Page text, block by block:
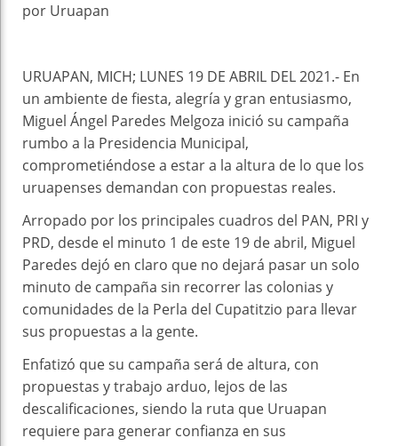
por Uruapan
URUAPAN, MICH; LUNES 19 DE ABRIL DEL 2021.- En
un ambiente de fiesta, alegría y gran entusiasmo,
Miguel Ángel Paredes Melgoza inició su campaña
rumbo a la Presidencia Municipal,
comprometiéndose a estar a la altura de lo que los
uruapenses demandan con propuestas reales.
Arropado por los principales cuadros del PAN, PRI y
PRD, desde el minuto 1 de este 19 de abril, Miguel
Paredes dejó en claro que no dejará pasar un solo
minuto de campaña sin recorrer las colonias y
comunidades de la Perla del Cupatitzio para llevar
sus propuestas a la gente.
Enfatizó que su campaña será de altura, con
propuestas y trabajo arduo, lejos de las
descalificaciones, siendo la ruta que Uruapan
requiere para generar confianza en sus